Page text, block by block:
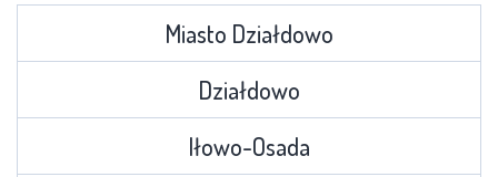
Miasto Działdowo
Działdowo
Iłowo-Osada